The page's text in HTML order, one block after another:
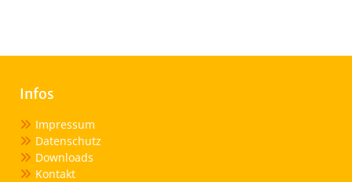
Infos
Impressum
Datenschutz
Downloads
Kontakt